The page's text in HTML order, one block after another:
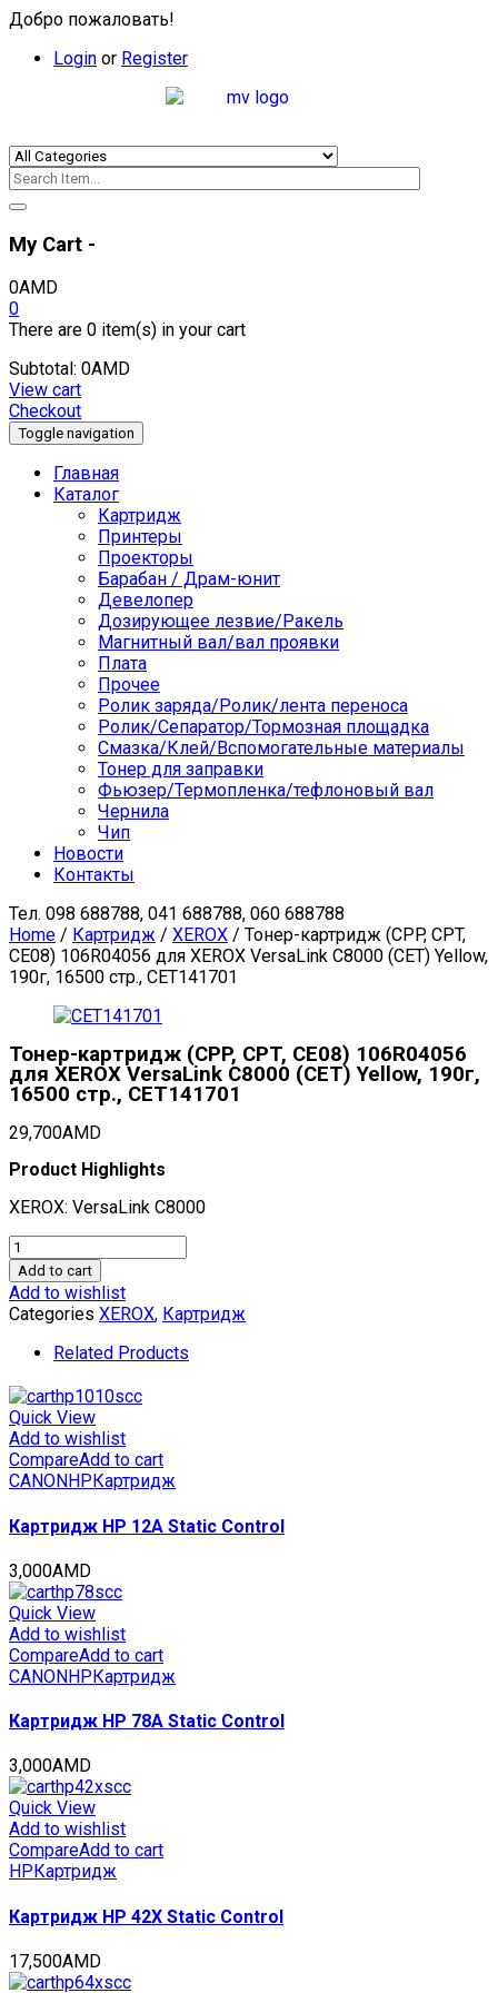
Добро пожаловать!
Login or Register
My Cart -
0AMD
0
There are 0 item(s) in your cart
Subtotal: 0AMD
View cart
Checkout
Toggle navigation
Главная
Каталог
Картридж
Принтеры
Проекторы
Барабан / Драм-юнит
Девелопер
Дозирующее лезвие/Ракель
Магнитный вал/вал проявки
Плата
Прочее
Ролик заряда/Ролик/лента переноса
Ролик/Сепаратор/Тормозная площадка
Смазка/Клей/Вспомогательные материалы
Тонер для заправки
Фьюзер/Термопленка/тефлоновый вал
Чернила
Чип
Новости
Контакты
Тел. 098 688788, 041 688788, 060 688788
Home / Картридж / XEROX / Тонер-картридж (CPP, CPT,
CE08) 106R04056 для XEROX VersaLink C8000 (CET) Yellow,
190г, 16500 стр., CET141701
Тонер-картридж (CPP, CPT, CE08) 106R04056
для XEROX VersaLink C8000 (CET) Yellow, 190г,
16500 стр., CET141701
29,700AMD
Product Highlights
XEROX: VersaLink C8000
Тонер-
картридж
(CPP,
CPT,
CE08)
106R04056
XEROX
VersaLink
C8000
(CET)
Yellow,
16500
стр.,
CET141701
quantity
Add to cart
Add to wishlist
Categories XEROX, Картридж
Related Products
Quick View
Add to wishlist
CompareAdd to cart
CANON HP Картридж
Картридж HP 12A Static Control
3,000AMD
Quick View
Add to wishlist
CompareAdd to cart
CANONHPКартридж
Картридж HP 78A Static Control
3,000AMD
Quick View
Add to wishlist
CompareAdd to cart
HP Картридж
Картридж HP 42X Static Control
17,500AMD